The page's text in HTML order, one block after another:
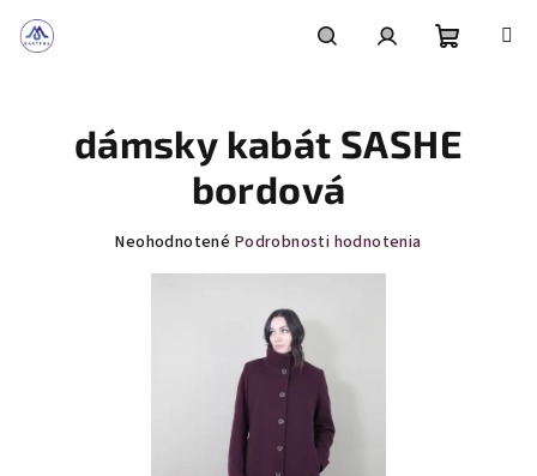
obsah
košík
dámsky kabát SASHE
bordová
Priemerné
Neohodnotené Podrobnosti hodnotenia